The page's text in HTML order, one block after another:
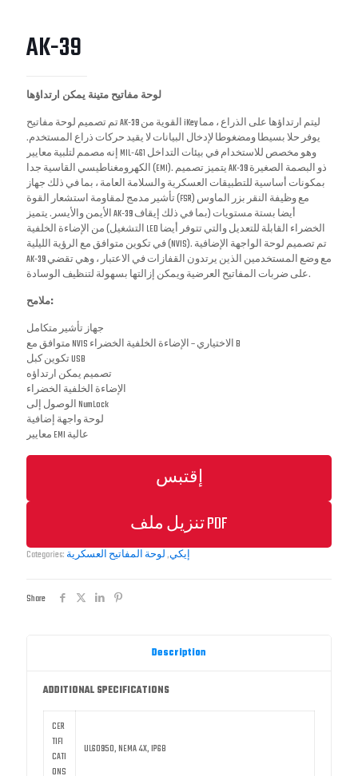
AK-39
لوحة مفاتيح متينة يمكن ارتداؤها
تم تصميم لوحة مفاتيح AK-39 القوية من iKey ليتم ارتداؤها على الذراع ، مما
يوفر حلا بسيطا ومضغوطا لإدخال البيانات لا يقيد حركات ذراع المستخدم.
إنه مصمم لتلبية معايير MIL-461 وهو مخصص للاستخدام في بيئات التداخل
الكهرومغناطيسي القاسية جدا (EMI). يتميز تصميم AK-39 ذو البصمة الصغيرة
بمكونات أساسية للتطبيقات العسكرية والسلامة العامة ، بما في ذلك جهاز
تأشير مدمج لمقاومة استشعار القوة (FSR) مع وظيفة النقر بزر الماوس
الأيمن والأيسر. يتميز AK-39 أيضا بستة مستويات (بما في ذلك إيقاف
التشغيل) من الإضاءة الخلفية LED الخضراء القابلة للتعديل والتي تتوفر أيضا
في تكوين متوافق مع الرؤية الليلية (NVIS). تم تصميم لوحة الواجهة الإضافية
AK-39 مع وضع المستخدمين الذين يرتدون القفازات في الاعتبار ، وهي تقضي
على ضربات المفاتيح العرضية ويمكن إزالتها بسهولة لتنظيف الوسادة.
ملامح:
جهاز تأشير متكامل
متوافق مع NVIS الاختياري – الإضاءة الخلفية الخضراء B
تكوين كبل USB
تصميم يمكن ارتداؤه
الإضاءة الخلفية الخضراء
الوصول إلى NumLock
لوحة واجهة إضافية
معايير EMI عالية
إقتبس
تنزيل ملف PDF
Categories: إيكي, لوحة المفاتيح العسكرية
Share
Description
ADDITIONAL SPECIFICATIONS
CER
TIFI
CATI
ONS
UL60950, NEMA 4X, IP68